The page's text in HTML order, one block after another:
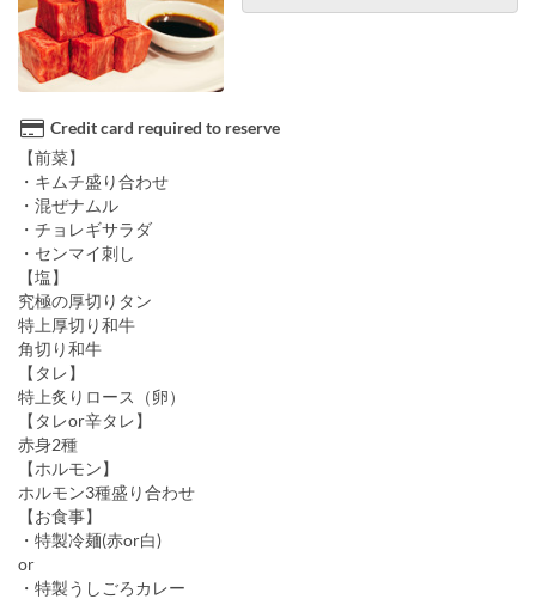
Credit card required to reserve
【前菜】
・キムチ盛り合わせ
・混ぜナムル
・チョレギサラダ
・センマイ刺し
【塩】
究極の厚切りタン
特上厚切り和牛
角切り和牛
【タレ】
特上炙りロース（卵）
【タレor辛タレ】
赤身2種
【ホルモン】
ホルモン3種盛り合わせ
【お食事】
・特製冷麺(赤or白)
or
・特製うしごろカレー